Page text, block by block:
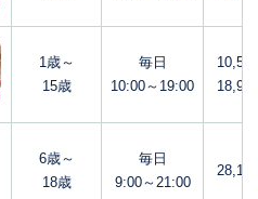
1歳～
15歳
毎日
10:00～19:00
6歳～
18歳
毎日
9:00～21:00